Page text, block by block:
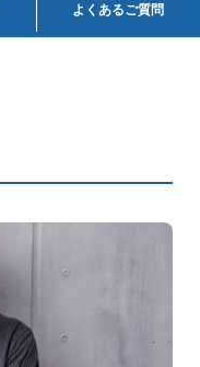
よくあるご質問